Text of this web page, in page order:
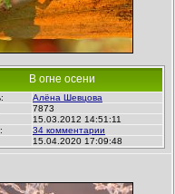
В огне осени
Алёна Шевцова
7873
15.03.2012 14:51:11
34 комментарии
15.04.2020 17:09:48